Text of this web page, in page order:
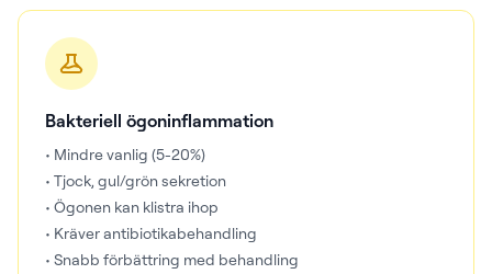
Bakteriell ögoninflammation
• Mindre vanlig (5-20%)
• Tjock, gul/grön sekretion
• Ögonen kan klistra ihop
• Kräver antibiotikabehandling
• Snabb förbättring med behandling